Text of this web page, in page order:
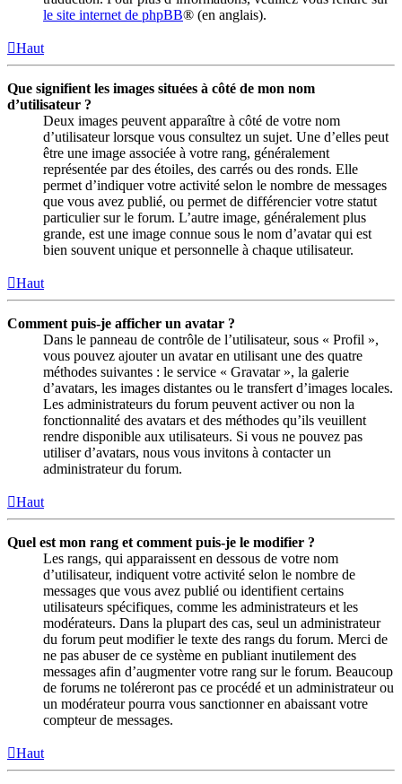
le site internet de phpBB® (en anglais).
Haut
Que signifient les images situées à côté de mon nom
d’utilisateur ?
Deux images peuvent apparaître à côté de votre nom
d’utilisateur lorsque vous consultez un sujet. Une d’elles peut
être une image associée à votre rang, généralement
représentée par des étoiles, des carrés ou des ronds. Elle
permet d’indiquer votre activité selon le nombre de messages
que vous avez publié, ou permet de différencier votre statut
particulier sur le forum. L’autre image, généralement plus
grande, est une image connue sous le nom d’avatar qui est
bien souvent unique et personnelle à chaque utilisateur.
Haut
Comment puis-je afficher un avatar ?
Dans le panneau de contrôle de l’utilisateur, sous « Profil »,
vous pouvez ajouter un avatar en utilisant une des quatre
méthodes suivantes : le service « Gravatar », la galerie
d’avatars, les images distantes ou le transfert d’images locales.
Les administrateurs du forum peuvent activer ou non la
fonctionnalité des avatars et des méthodes qu’ils veuillent
rendre disponible aux utilisateurs. Si vous ne pouvez pas
utiliser d’avatars, nous vous invitons à contacter un
administrateur du forum.
Haut
Quel est mon rang et comment puis-je le modifier ?
Les rangs, qui apparaissent en dessous de votre nom
d’utilisateur, indiquent votre activité selon le nombre de
messages que vous avez publié ou identifient certains
utilisateurs spécifiques, comme les administrateurs et les
modérateurs. Dans la plupart des cas, seul un administrateur
du forum peut modifier le texte des rangs du forum. Merci de
ne pas abuser de ce système en publiant inutilement des
messages afin d’augmenter votre rang sur le forum. Beaucoup
de forums ne toléreront pas ce procédé et un administrateur ou
un modérateur pourra vous sanctionner en abaissant votre
compteur de messages.
Haut